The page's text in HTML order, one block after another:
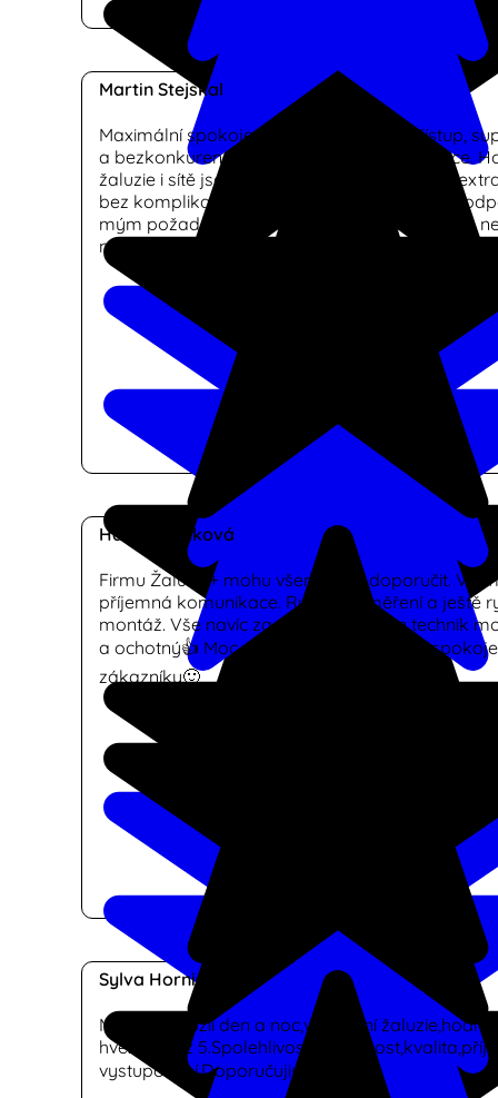
Martin Stejskal
Maximální spokojenost! Skvělý lidský přístup,
a bezkonkurenční rychlost dodání a instalace.
žaluzie i sítě jsou v top kvalitě, vše proběhlo
bez komplikací. Bylo mi i doporučeno, co by
mým požadavkům. Vřele doporučuji! Určitě to
naposledy, kdy služby firmy Žaluzie+ využiji.
Hana Haráková
Firmu Žaluzie+ mohu všem vřele doporučit.
příjemná komunikace. Rychlé zaměření a ještě
montáž. Vše navíc za super ceny. Pan technik
a ochotný👍 Moc děkuji a přeji jen samé
zákazníky🙂
Sylva Horniserova
Montáž žaluzií den a noc,vertikální
hvězdiček z
vystupování.Doporučuji👍